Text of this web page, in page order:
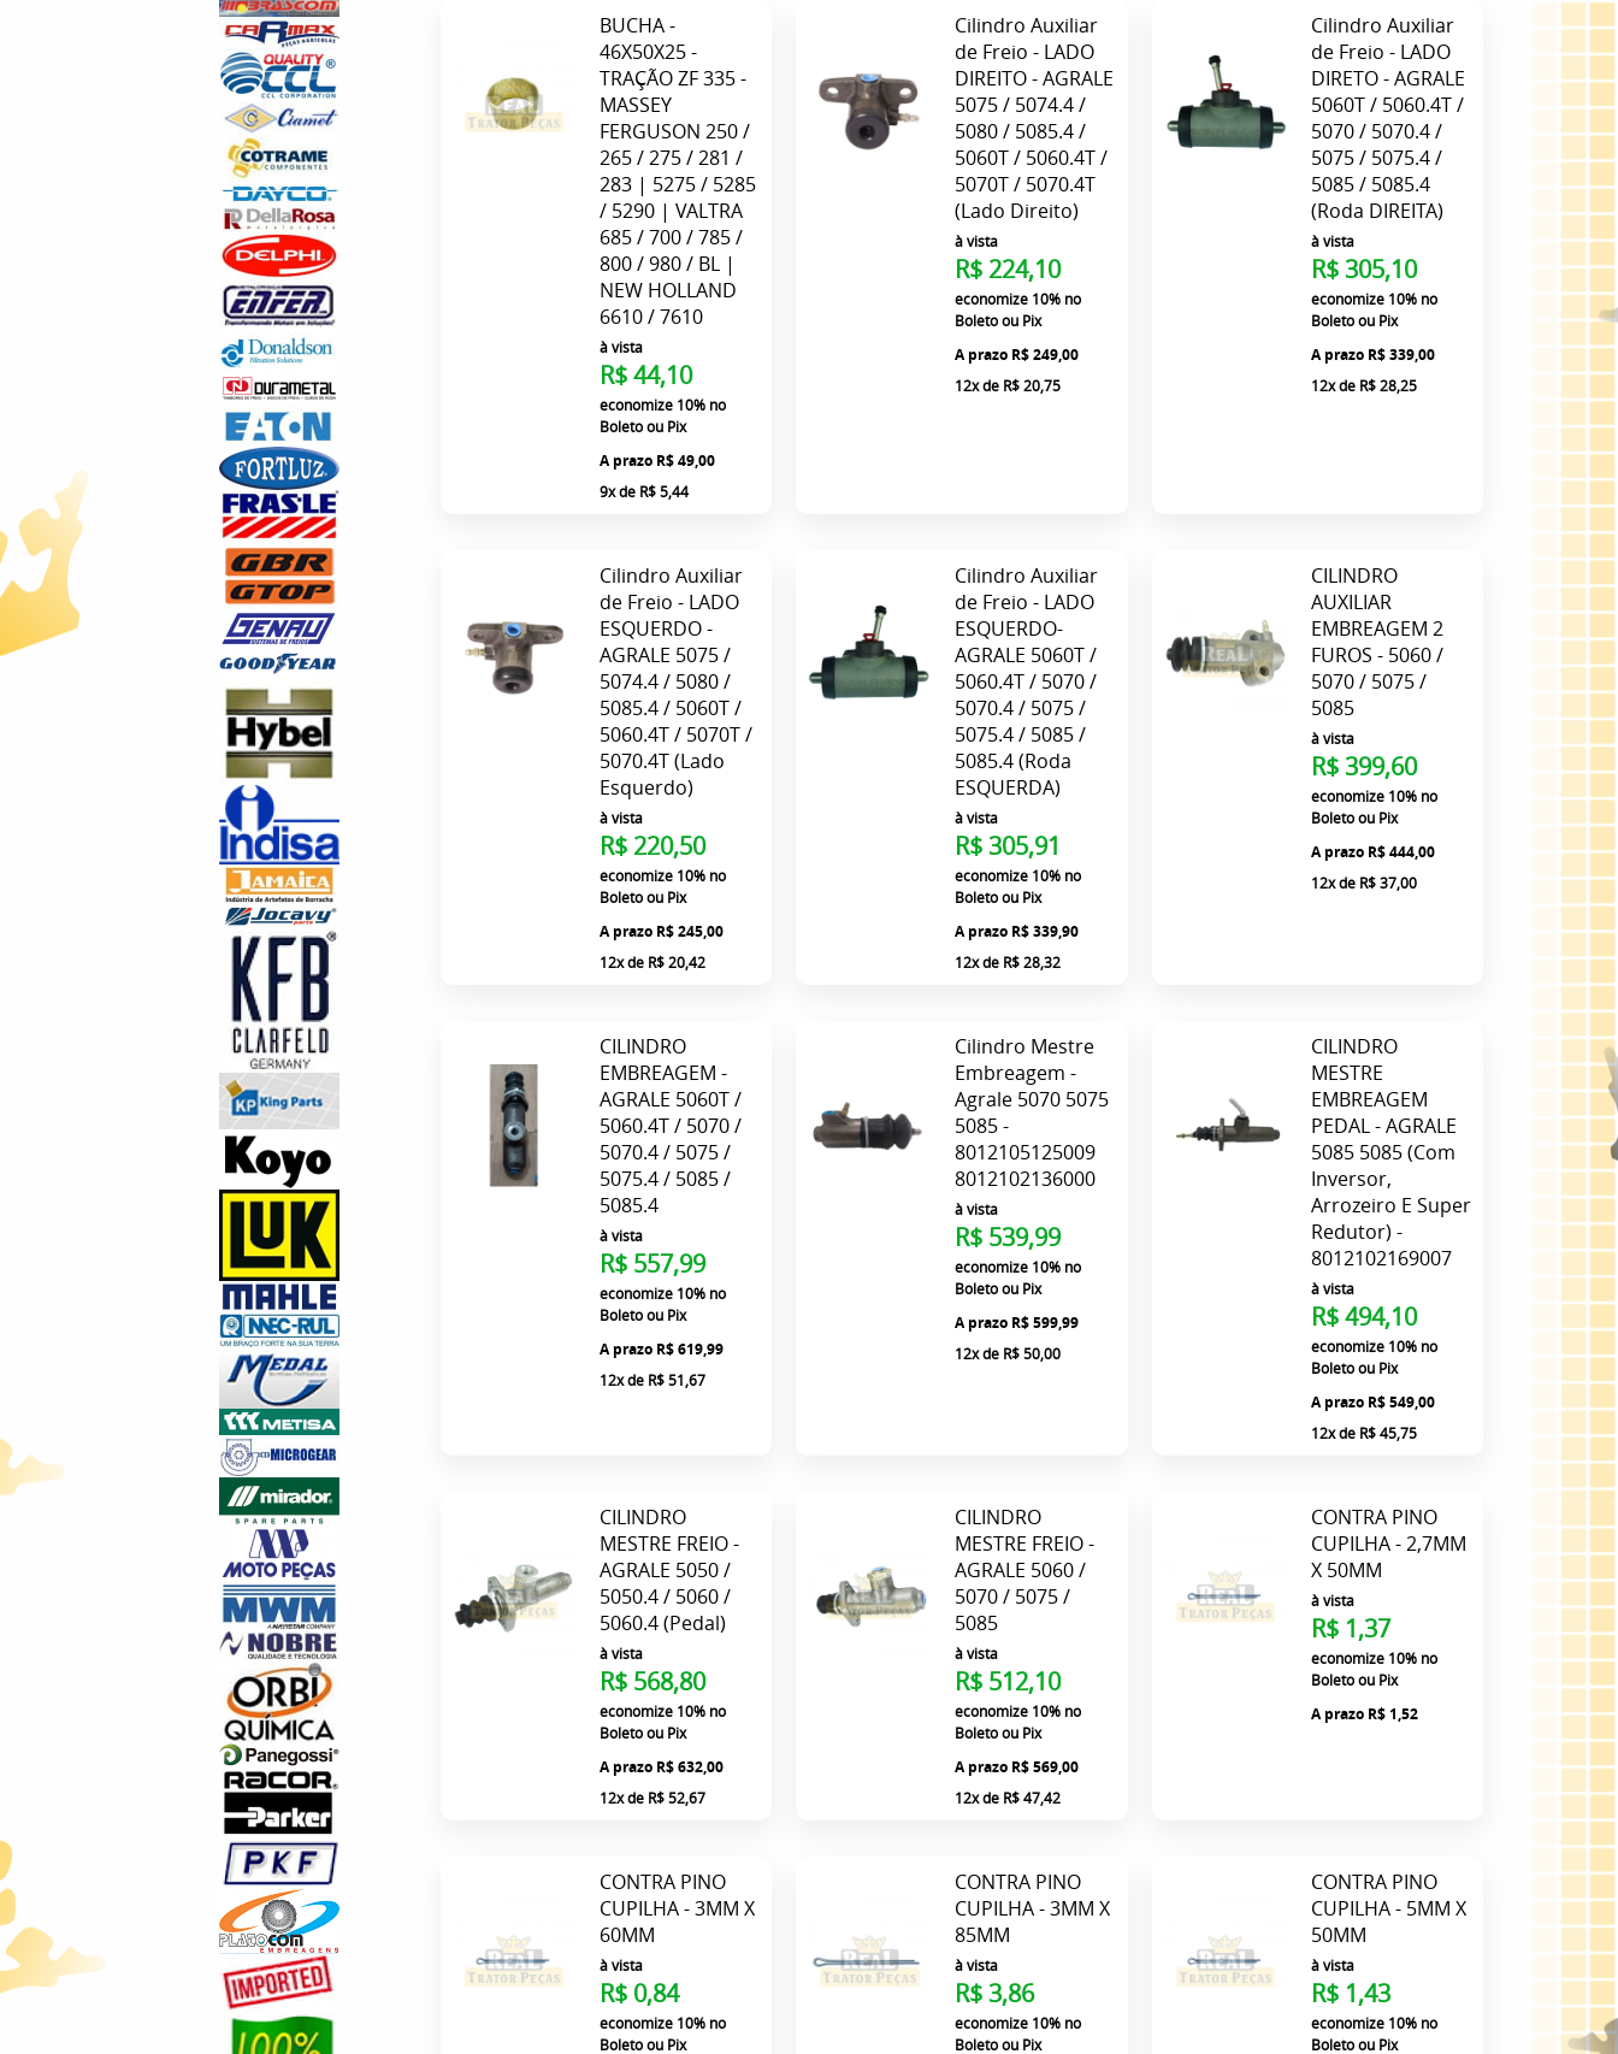
BUCHA -
46X50X25 -
TRAÇÃO ZF 335 -
MASSEY
FERGUSON 250 /
265 / 275 / 281 /
283 | 5275 / 5285
/ 5290 | VALTRA
685 / 700 / 785 /
800 / 980 / BL |
NEW HOLLAND
6610 / 7610
R$ 49,00
à vista
R$ 44,10
economize 10% no
Boleto ou Pix
9xde R$ 5,44
Cilindro Auxiliar
de Freio - LADO
DIREITO - AGRALE
5075 / 5074.4 /
5080 / 5085.4 /
5060T / 5060.4T /
5070T / 5070.4T
(Lado Direito)
R$ 249,00
à vista
R$ 224,10
economize 10% no
Boleto ou Pix
12xde R$ 20,75
Cilindro Auxiliar
de Freio - LADO
DIRETO - AGRALE
5060T / 5060.4T /
5070 / 5070.4 /
5075 / 5075.4 /
5085 / 5085.4
(Roda DIREITA)
R$ 339,00
à vista
R$ 305,10
economize 10% no
Boleto ou Pix
12xde R$ 28,25
Cilindro Auxiliar
de Freio - LADO
ESQUERDO -
AGRALE 5075 /
5074.4 / 5080 /
5085.4 / 5060T /
5060.4T / 5070T /
5070.4T (Lado
Esquerdo)
R$ 245,00
à vista
R$ 220,50
economize 10% no
Boleto ou Pix
12xde R$ 20,42
Cilindro Auxiliar
de Freio - LADO
ESQUERDO-
AGRALE 5060T /
5060.4T / 5070 /
5070.4 / 5075 /
5075.4 / 5085 /
5085.4 (Roda
ESQUERDA)
R$ 339,90
à vista
R$ 305,91
economize 10% no
Boleto ou Pix
12xde R$ 28,32
CILINDRO
AUXILIAR
EMBREAGEM 2
FUROS - 5060 /
5070 / 5075 /
5085
R$ 444,00
à vista
R$ 399,60
economize 10% no
Boleto ou Pix
12xde R$ 37,00
CILINDRO
EMBREAGEM -
AGRALE 5060T /
5060.4T / 5070 /
5070.4 / 5075 /
5075.4 / 5085 /
5085.4
R$ 619,99
à vista
R$ 557,99
economize 10% no
Boleto ou Pix
12xde R$ 51,67
Cilindro Mestre
Embreagem -
Agrale 5070 5075
5085 -
8012105125009
8012102136000
R$ 599,99
à vista
R$ 539,99
economize 10% no
Boleto ou Pix
12xde R$ 50,00
CILINDRO
MESTRE
EMBREAGEM
PEDAL - AGRALE
5085 5085 (Com
Inversor,
Arrozeiro E Super
Redutor) -
8012102169007
R$ 549,00
à vista
R$ 494,10
economize 10% no
Boleto ou Pix
12xde R$ 45,75
CILINDRO
MESTRE FREIO -
AGRALE 5050 /
5050.4 / 5060 /
5060.4 (Pedal)
R$ 632,00
à vista
R$ 568,80
economize 10% no
Boleto ou Pix
12xde R$ 52,67
CILINDRO
MESTRE FREIO -
AGRALE 5060 /
5070 / 5075 /
5085
R$ 569,00
à vista
R$ 512,10
economize 10% no
Boleto ou Pix
12xde R$ 47,42
CONTRA PINO
CUPILHA - 2,7MM
X 50MM
R$ 1,52
à vista
R$ 1,37
economize 10% no
Boleto ou Pix
CONTRA PINO
CUPILHA - 3MM X
60MM
à vista
R$ 0,84
economize 10% no
Boleto ou Pix
CONTRA PINO
CUPILHA - 3MM X
85MM
à vista
R$ 3,86
economize 10% no
Boleto ou Pix
CONTRA PINO
CUPILHA - 5MM X
50MM
à vista
R$ 1,43
economize 10% no
Boleto ou Pix